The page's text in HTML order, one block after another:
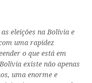
eleições na Bolívia e
uma rapidez
o que está em
existe não apenas
uma enorme e